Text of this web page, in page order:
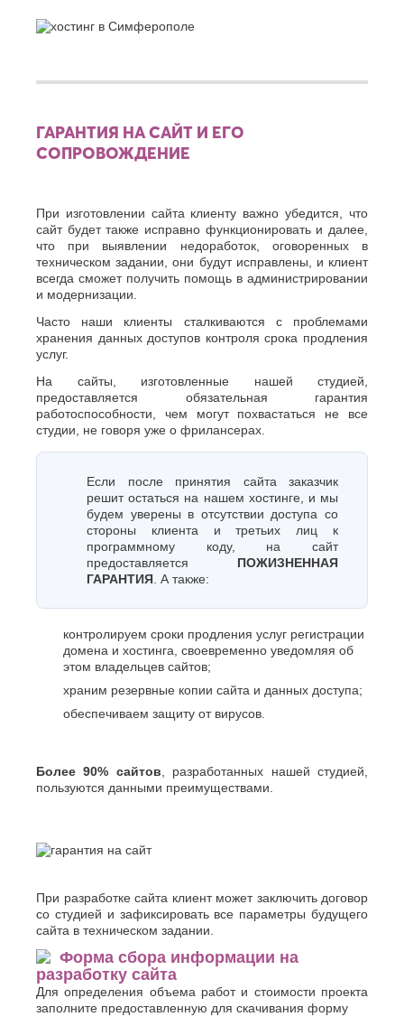
ГАРАНТИЯ НА САЙТ И ЕГО
СОПРОВОЖДЕНИЕ
При изготовлении сайта клиенту важно убедится, что
сайт будет также исправно функционировать и далее,
что при выявлении недоработок, оговоренных в
техническом задании, они будут исправлены, и клиент
всегда сможет получить помощь в администрировании
и модернизации.
Часто наши клиенты сталкиваются с проблемами
хранения данных доступов контроля срока продления
услуг.
На сайты, изготовленные нашей студией,
предоставляется обязательная гарантия
работоспособности, чем могут похвастаться не все
студии, не говоря уже о фрилансерах.
Если после принятия сайта заказчик
решит остаться на нашем хостинге, и мы
будем уверены в отсутствии доступа со
стороны клиента и третьих лиц к
программному коду, на сайт
предоставляется ПОЖИЗНЕННАЯ
ГАРАНТИЯ . А также:
контролируем сроки продления услуг регистрации
домена и хостинга, своевременно уведомляя об
этом владельцев сайтов;
храним резервные копии сайта и данных доступа;
обеспечиваем защиту от вирусов.
Более 90% сайтов , разработанных нашей студией,
пользуются данными преимуществами.
При разработке сайта клиент может заключить договор
со студией и зафиксировать все параметры будущего
сайта в техническом задании.
Форма сбора информации на
разработку сайта
Для определения объема работ и стоимости проекта
заполните предоставленную для скачивания форму